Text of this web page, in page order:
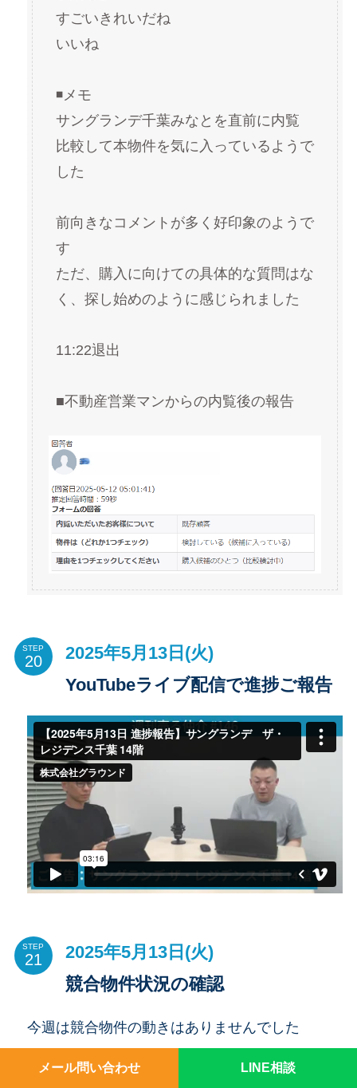
すごいきれいだね
いいね
◾️メモ
サングランデ千葉みなとを直前に内覧
比較して本物件を気に入っているようで
した
前向きなコメントが多く好印象のようで
す
ただ、購入に向けての具体的な質問はな
く、探し始めのように感じられました
11:22退出
■不動産営業マンからの内覧後の報告
STEP
2025年5月13日(火)
YouTubeライブ配信で進捗ご報告
STEP
2025年5月13日(火)
競合物件状況の確認
今週は競合物件の動きはありませんでした
メール問い合わせ LINE相談